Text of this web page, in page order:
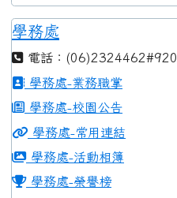
學務處
電話：(06)2324462#920
學務處-業務職掌
學務處-校園公告
學務處-常用連結
學務處-活動相簿
學務處-榮譽榜